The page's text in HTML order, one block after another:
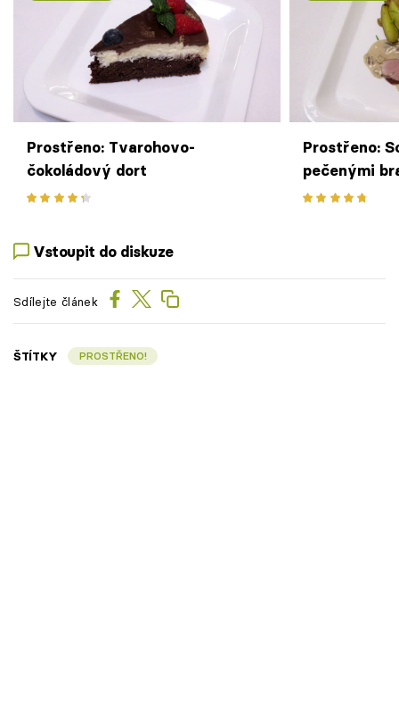
Prostřeno: Tvarohovo-
čokoládový dort
Prostřeno:
pečenými
omáčkou
Vstoupit do diskuze
Sdílejte článek
ŠTÍTKY PROSTŘENO!